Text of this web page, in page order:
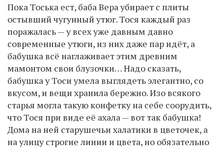
Пока Тоська ест, баба Вера убирает с плиты
остывший чугунный утюг. Тося каждый раз
поражалась — у всех уже давным давно
современные утюги, из них даже пар идёт, а
бабушка всё наглаживает этим древним
мамонтом свои блузочки… Надо сказать,
бабушка у Тоси умела выглядеть элегантно, со
вкусом, и вещи хранила бережно. Изо всякого
старья могла такую конфетку на себе соорудить,
что Тося при виде её ахала — вот так бабушка!
Дома на ней старушечьи халатики в цветочек, а
на улицу строгие линии и цвета, но обязательно